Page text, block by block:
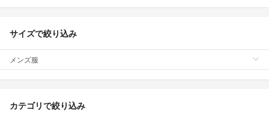
サイズで絞り込み
メンズ服
カテゴリで絞り込み